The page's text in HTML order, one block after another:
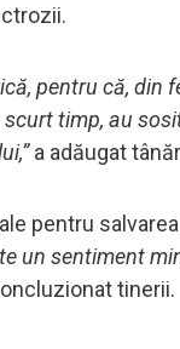
pentru că, din
timp, au
a adăugat
pentru
un sentiment
tinerii.